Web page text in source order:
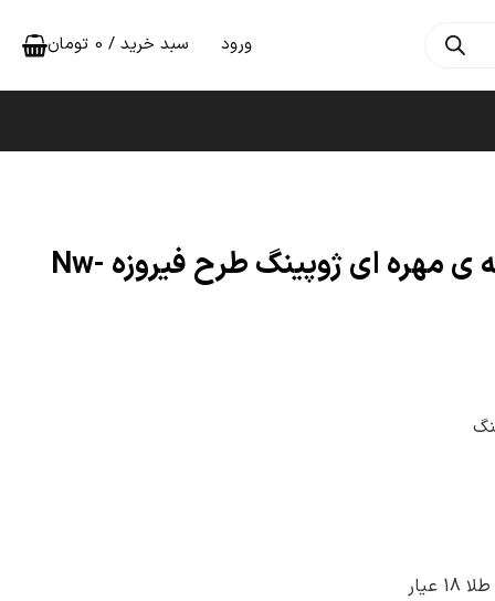
ورود سبد خرید / 0 تومان
زنجیر طلایی دخترانه ی مهره ای ژوپینگ طرح فیروزه Nw-